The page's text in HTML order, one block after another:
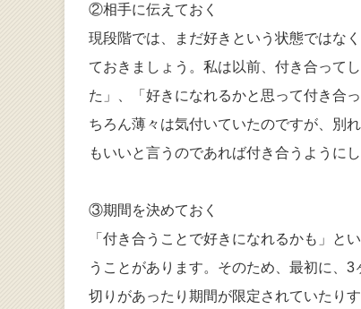
②相手に伝えておく
現段階では、まだ好きという状態ではな
ておきましょう。私は以前、付き合って
た」、「好きになれるかと思って付き合
ちろん薄々は気付いていたのですが、別
もいいと言うのであれば付き合うようにし
③期間を決めておく
「付き合うことで好きになれるかも」と
うことがあります。そのため、最初に、
切りがあったり期間が限定されていたり